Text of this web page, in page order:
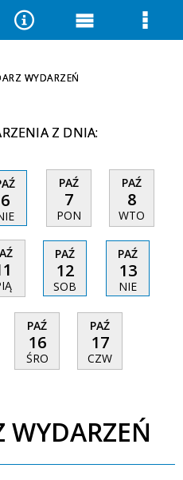
WYDARZEŃ
Z DNIA:
6
PAŹ
7
PON
PAŹ
8
WTO
PAŹ
12
SOB
PAŹ
13
NIE
PAŹ
16
ŚRO
PAŹ
17
CZW
WYDARZEŃ
Narzędzia
Menu
główne